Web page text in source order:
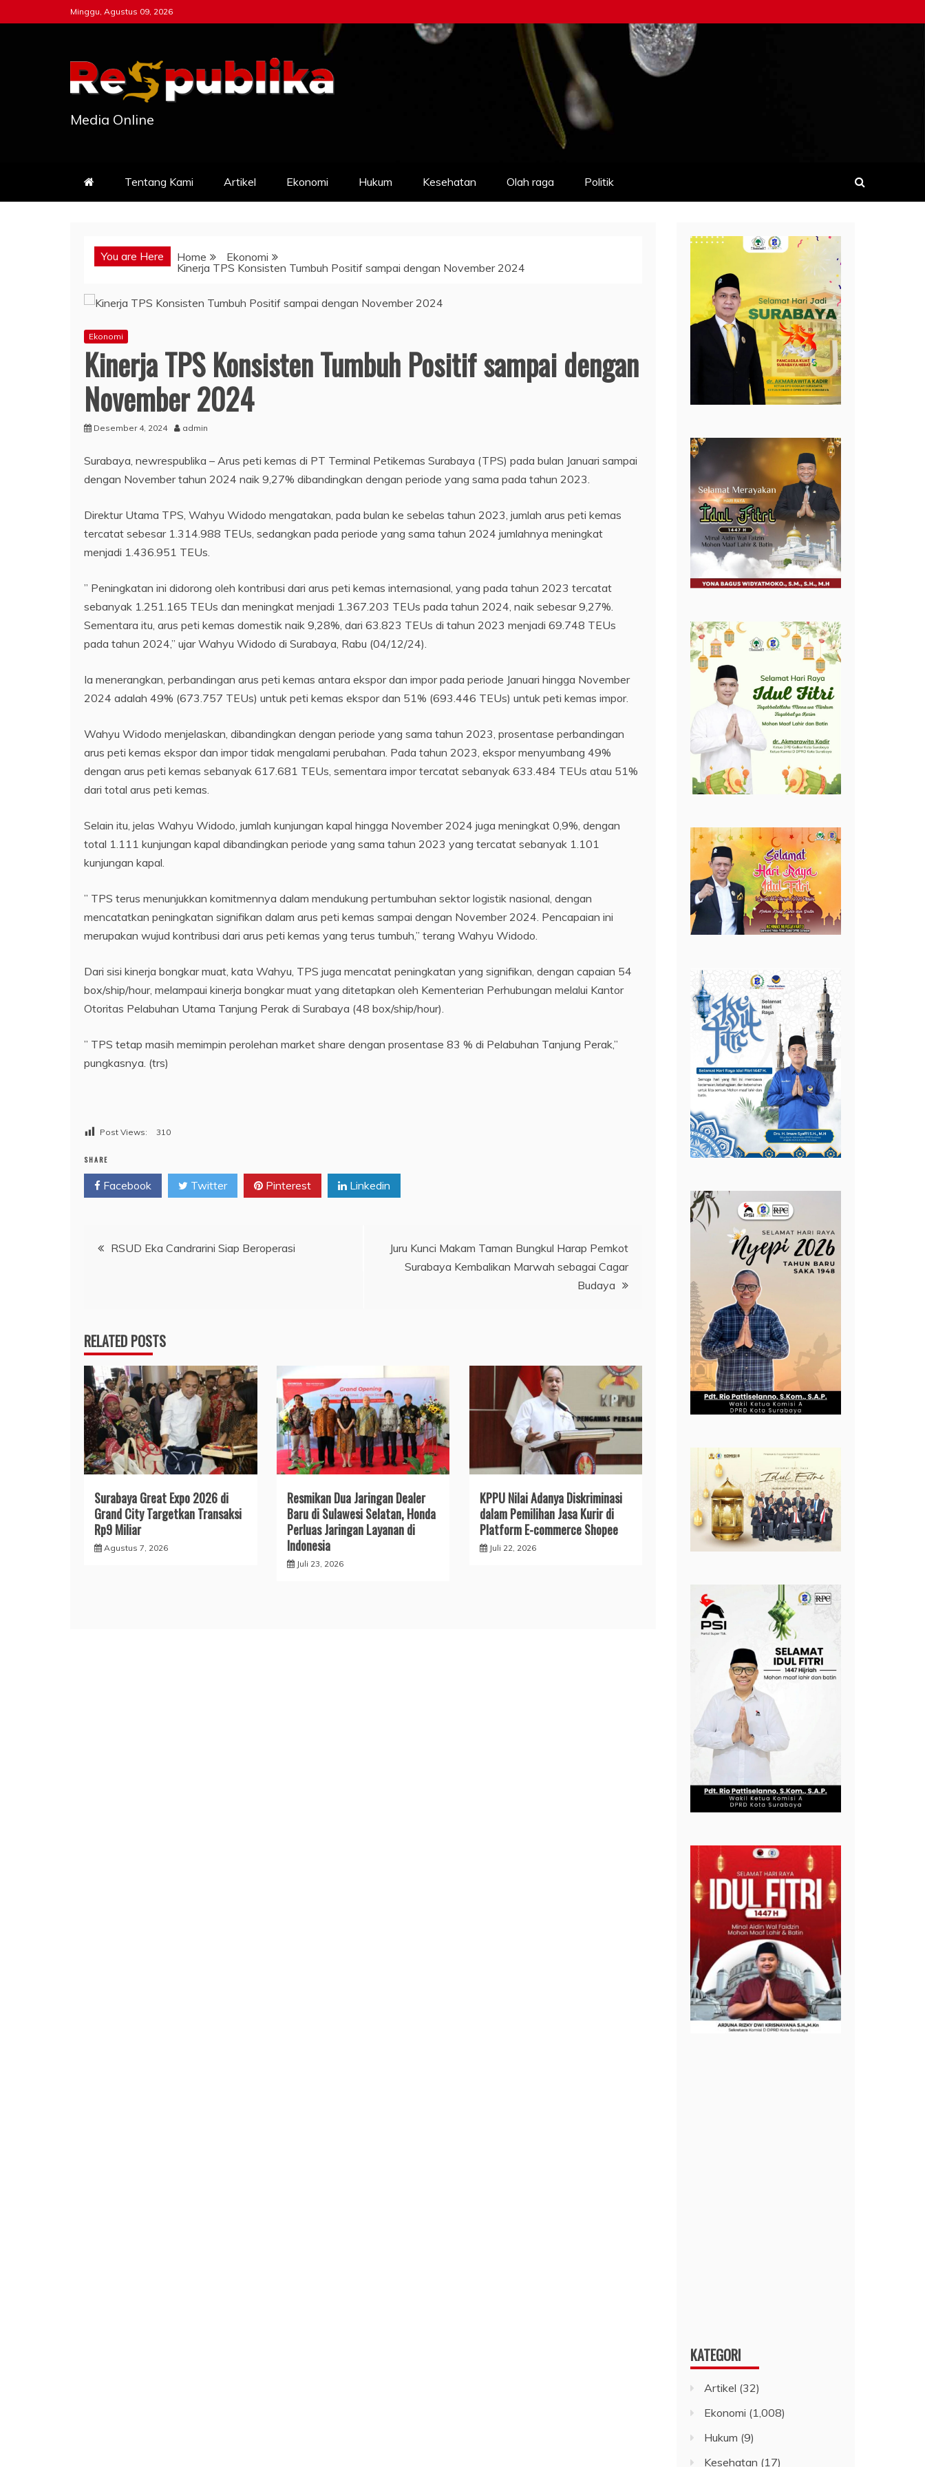
to
Minggu, Agustus 09, 2026
Media Online
Tentang Kami Artikel Ekonomi Hukum Kesehatan Olah raga Politik
You are Here Home
Ekonomi
Kinerja TPS Konsisten Tumbuh Positif sampai dengan November 2024
Ekonomi
Kinerja TPS Konsisten Tumbuh Positif sampai dengan
November 2024
Desember 4, 2024 admin
Surabaya, newrespublika – Arus peti kemas di PT Terminal Petikemas Surabaya (TPS) pada bulan Januari sampai
dengan November tahun 2024 naik 9,27% dibandingkan dengan periode yang sama pada tahun 2023.
Direktur Utama TPS, Wahyu Widodo mengatakan, pada bulan ke sebelas tahun 2023, jumlah arus peti kemas
tercatat sebesar 1.314.988 TEUs, sedangkan pada periode yang sama tahun 2024 jumlahnya meningkat
menjadi 1.436.951 TEUs.
” Peningkatan ini didorong oleh kontribusi dari arus peti kemas internasional, yang pada tahun 2023 tercatat
sebanyak 1.251.165 TEUs dan meningkat menjadi 1.367.203 TEUs pada tahun 2024, naik sebesar 9,27%.
Sementara itu, arus peti kemas domestik naik 9,28%, dari 63.823 TEUs di tahun 2023 menjadi 69.748 TEUs
pada tahun 2024,” ujar Wahyu Widodo di Surabaya, Rabu (04/12/24).
Ia menerangkan, perbandingan arus peti kemas antara ekspor dan impor pada periode Januari hingga November
2024 adalah 49% (673.757 TEUs) untuk peti kemas ekspor dan 51% (693.446 TEUs) untuk peti kemas impor.
Wahyu Widodo menjelaskan, dibandingkan dengan periode yang sama tahun 2023, prosentase perbandingan
arus peti kemas ekspor dan impor tidak mengalami perubahan. Pada tahun 2023, ekspor menyumbang 49%
dengan arus peti kemas sebanyak 617.681 TEUs, sementara impor tercatat sebanyak 633.484 TEUs atau 51%
dari total arus peti kemas.
Selain itu, jelas Wahyu Widodo, jumlah kunjungan kapal hingga November 2024 juga meningkat 0,9%, dengan
total 1.111 kunjungan kapal dibandingkan periode yang sama tahun 2023 yang tercatat sebanyak 1.101
kunjungan kapal.
” TPS terus menunjukkan komitmennya dalam mendukung pertumbuhan sektor logistik nasional, dengan
mencatatkan peningkatan signifikan dalam arus peti kemas sampai dengan November 2024. Pencapaian ini
merupakan wujud kontribusi dari arus peti kemas yang terus tumbuh,” terang Wahyu Widodo.
Dari sisi kinerja bongkar muat, kata Wahyu, TPS juga mencatat peningkatan yang signifikan, dengan capaian 54
box/ship/hour, melampaui kinerja bongkar muat yang ditetapkan oleh Kementerian Perhubungan melalui Kantor
Otoritas Pelabuhan Utama Tanjung Perak di Surabaya (48 box/ship/hour).
” TPS tetap masih memimpin perolehan market share dengan prosentase 83 % di Pelabuhan Tanjung Perak,”
pungkasnya. (trs)
Post Views: 310
SHARE
Facebook Twitter Pinterest Linkedin
Navigasi
RSUD Eka Candrarini Siap Beroperasi
Juru Kunci Makam Taman Bungkul Harap Pemkot
Surabaya Kembalikan Marwah sebagai Cagar
Budaya
RELATED POSTS
Surabaya Great Expo 2026 di
Grand City Targetkan Transaksi
Rp9 Miliar
Agustus 7, 2026
Resmikan Dua Jaringan Dealer
Baru di Sulawesi Selatan, Honda
Perluas Jaringan Layanan di
Indonesia
Juli 23, 2026
KPPU Nilai Adanya Diskriminasi
dalam Pemilihan Jasa Kurir di
Platform E-commerce Shopee
Juli 22, 2026
KATEGORI
Artikel (32)
Ekonomi (1,008)
Hukum (9)
Kesehatan (17)